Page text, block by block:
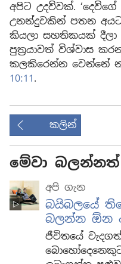
අපිට උදව්වක්.
උනන්දුවකින් පතන අයට
කියලා සහතිකයක්
පුත්‍රයාවත් විශ්වාස
කලකිරෙන්න වෙන්නේ
10:11.
කලින්
මේවා
අපි ගැන
බයිබලයේ
බලන්න ඕන
ජීවිතයේ